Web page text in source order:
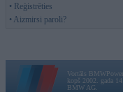
• Reģistrēties
• Aizmirsi paroli?
Vortāls
kopš 2002. gada
BMW AG.